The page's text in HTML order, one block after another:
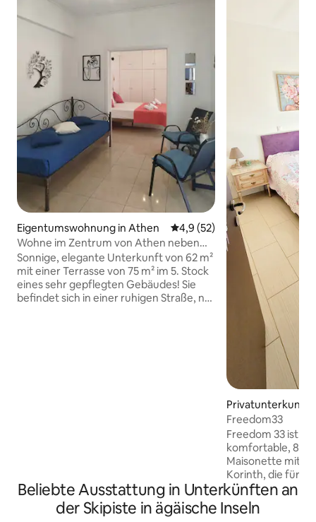
Eigentumswohnung in Athen Durchschnittliche
4,9 (52)
Wohne im Zentrum von Athen neben
der U-Bahn
Sonnige, elegante Unterkunft von 62 m²
mit einer Terrasse von 75 m² im 5. Stock
eines sehr gepflegten Gebäudes! Sie
befindet sich in einer ruhigen Straße, nur
Aufenthalt!🌺
Privatunterkunft
Freedom33
Freedom 33 ist
komfortable, 85
Maisonette mit
Korinth, die für
die Komfort und
großartiger Lage
in einer ruhigen
Beliebte Ausstattung in Unterkünften an
der Skipiste in ägäische Inseln